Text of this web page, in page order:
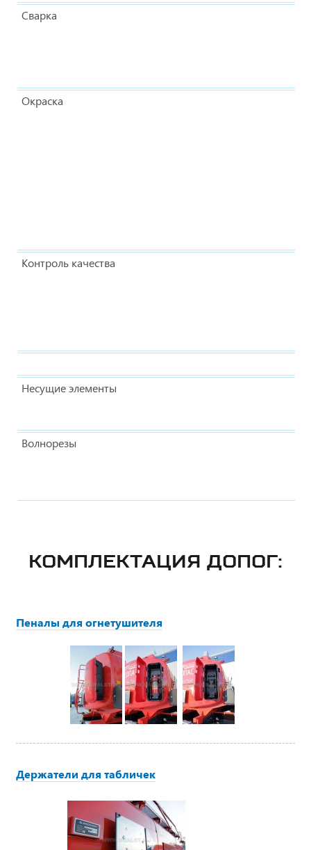
Сварка
Окраска
Контроль качества
Несущие элементы
Волнорезы
КОМПЛЕКТАЦИЯ ДОПОГ:
Пеналы для огнетушителя
Держатели для табличек